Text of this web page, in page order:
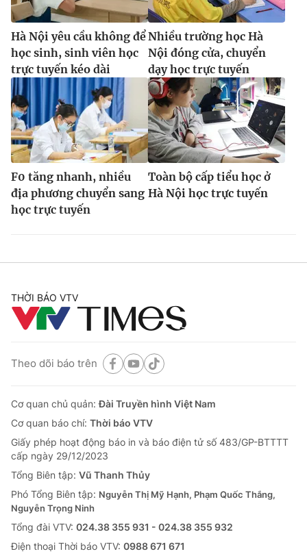
Hà Nội yêu cầu không để
học sinh, sinh viên học
trực tuyến kéo dài
Nhiều trường học Hà
Nội đóng cửa, chuyển
dạy học trực tuyến
F0 tăng nhanh, nhiều
địa phương chuyển sang
học trực tuyến
Toàn bộ cấp tiểu học ở
Hà Nội học trực tuyến
THỜI BÁO VTV
Theo dõi báo trên
Cơ quan chủ quản:Đài Truyền hình Việt Nam
Cơ quan báo chí: Thời báo VTV
Giấy phép hoạt động báo in và báo điện tử số 483/GP-BTTTT
cấp ngày 29/12/2023
Tổng Biên tập: Vũ Thanh Thủy
Phó Tổng Biên tập: Nguyễn Thị Mỹ Hạnh, Phạm Quốc Thắng,
Nguyễn Trọng Ninh
Tổng đài VTV: 024.38 355 931 - 024.38 355 932
Ðiện thoại Thời báo VTV: 0988 671 671